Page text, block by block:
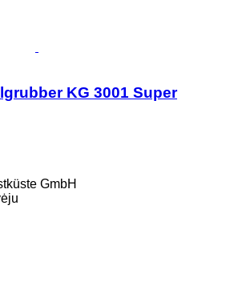
KG 3001 Super
GmbH